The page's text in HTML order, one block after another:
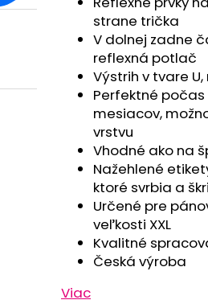
strane trička
V dolnej zadne
reflexná potlač
Výstrih v tvare
Perfektné
mesiacov,
vrstvu
Vhodné ako na
Nažehlené
ktoré svrbia a
Určené pre
veľkosti XXL
Kvalitné
Česká výroba
Viac